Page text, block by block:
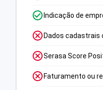
Indicação de
Dados cadastrais
Serasa Score
Faturamento ou